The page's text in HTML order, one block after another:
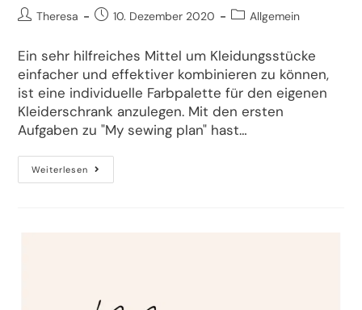
Theresa 10. Dezember 2020 Allgemein
Ein sehr hilfreiches Mittel um Kleidungsstücke
einfacher und effektiver kombinieren zu können,
ist eine individuelle Farbpalette für den eigenen
Kleiderschrank anzulegen. Mit den ersten
Aufgaben zu "My sewing plan" hast…
Weiterlesen